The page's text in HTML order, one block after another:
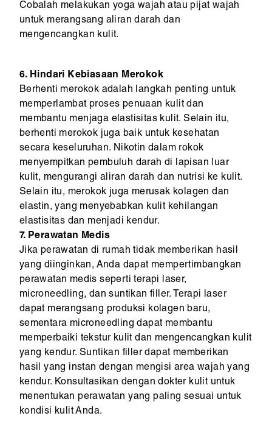
Cobalah melakukan yoga wajah atau pijat wajah
untuk merangsang aliran darah dan
mengencangkan kulit.
6. Hindari Kebiasaan Merokok
Berhenti merokok adalah langkah penting untuk
memperlambat proses penuaan kulit dan
membantu menjaga elastisitas kulit. Selain itu,
berhenti merokok juga baik untuk kesehatan
secara keseluruhan. Nikotin dalam rokok
menyempitkan pembuluh darah di lapisan luar
kulit, mengurangi aliran darah dan nutrisi ke kulit.
Selain itu, merokok juga merusak kolagen dan
elastin, yang menyebabkan kulit kehilangan
elastisitas dan menjadi kendur.
7. Perawatan Medis
Jika perawatan di rumah tidak memberikan hasil
yang diinginkan, Anda dapat mempertimbangkan
perawatan medis seperti terapi laser,
microneedling, dan suntikan filler. Terapi laser
dapat merangsang produksi kolagen baru,
sementara microneedling dapat membantu
memperbaiki tekstur kulit dan mengencangkan kulit
yang kendur. Suntikan filler dapat memberikan
hasil yang instan dengan mengisi area wajah yang
kendur. Konsultasikan dengan dokter kulit untuk
menentukan perawatan yang paling sesuai untuk
kondisi kulit Anda.